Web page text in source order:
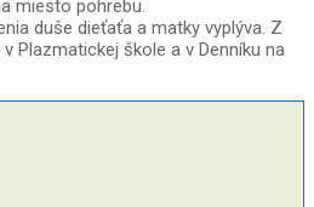
miesto pohrebu.
duše dieťaťa a matky vyplýva. Z
Plazmatickej škole a v Denníku na